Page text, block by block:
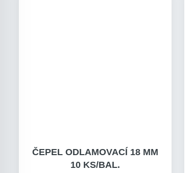
ČEPEL ODLAMOVACÍ 18 MM
10 KS/BAL.